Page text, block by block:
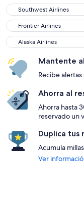
Southwest Airlines
Southwest Airlines
Frontier Airlines
Frontier Airlines
Alaska Airlines
Alaska Airlines
Mantente
Recibe
Ahorra al
Ahorra hasta
reservado un
Duplica tus
Acumula
Ver